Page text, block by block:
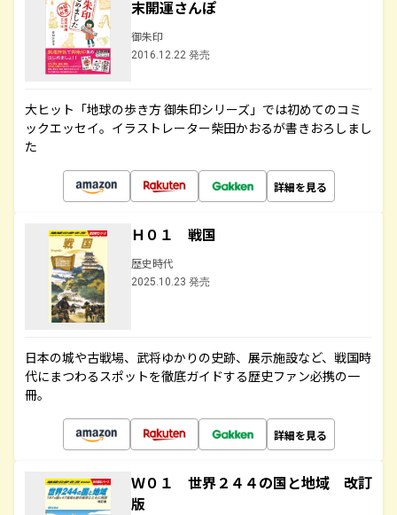
末開運さんぽ
御朱印
2016.12.22 発売
大ヒット「地球の歩き方 御朱印シリーズ」では初めてのコミ
ックエッセイ。イラストレーター柴田かおるが書きおろしまし
た
詳細を見る
Ｈ０１ 戦国
歴史時代
2025.10.23 発売
日本の城や古戦場、武将ゆかりの史跡、展示施設など、戦国時
代にまつわるスポットを徹底ガイドする歴史ファン必携の一
冊。
詳細を見る
Ｗ０１ 世界２４４の国と地域 改訂
版